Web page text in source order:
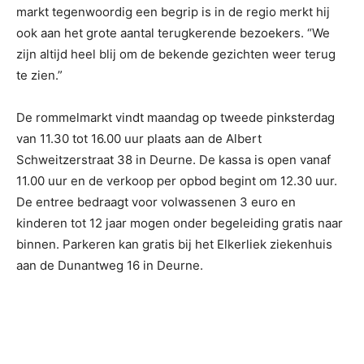
markt tegenwoordig een begrip is in de regio merkt hij
ook aan het grote aantal terugkerende bezoekers. “We
zijn altijd heel blij om de bekende gezichten weer terug
te zien.”
De rommelmarkt vindt maandag op tweede pinksterdag
van 11.30 tot 16.00 uur plaats aan de Albert
Schweitzerstraat 38 in Deurne. De kassa is open vanaf
11.00 uur en de verkoop per opbod begint om 12.30 uur.
De entree bedraagt voor volwassenen 3 euro en
kinderen tot 12 jaar mogen onder begeleiding gratis naar
binnen. Parkeren kan gratis bij het Elkerliek ziekenhuis
aan de Dunantweg 16 in Deurne.